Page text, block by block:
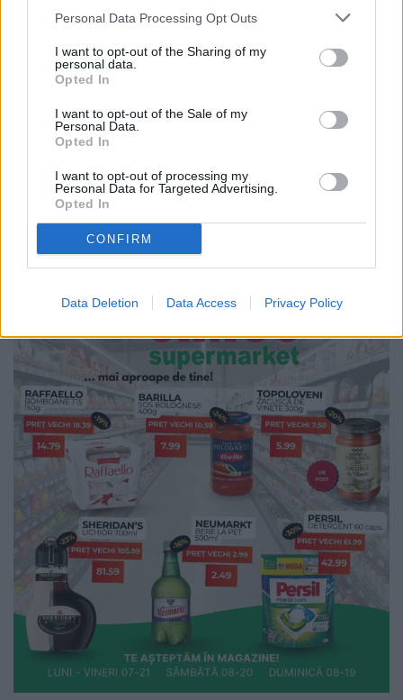
Personal Data Processing Opt Outs
I want to opt-out of the Sharing of my
personal data.
Opted In
I want to opt-out of the Sale of my
Personal Data.
Opted In
I want to opt-out of processing my
Personal Data for Targeted Advertising.
Opted In
CONFIRM
Data Deletion Data Access Privacy Policy
26.06.2026
Zona Fălticeni intră sub Cod roșu
de caniculă! Temperaturi extreme,
nopți tropicale